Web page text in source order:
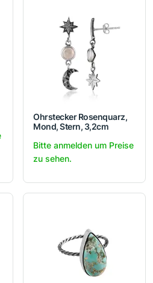
Ohrstecker Rosenquarz,
Mond, Stern, 3,2cm
Bitte anmelden um Preise
zu sehen.